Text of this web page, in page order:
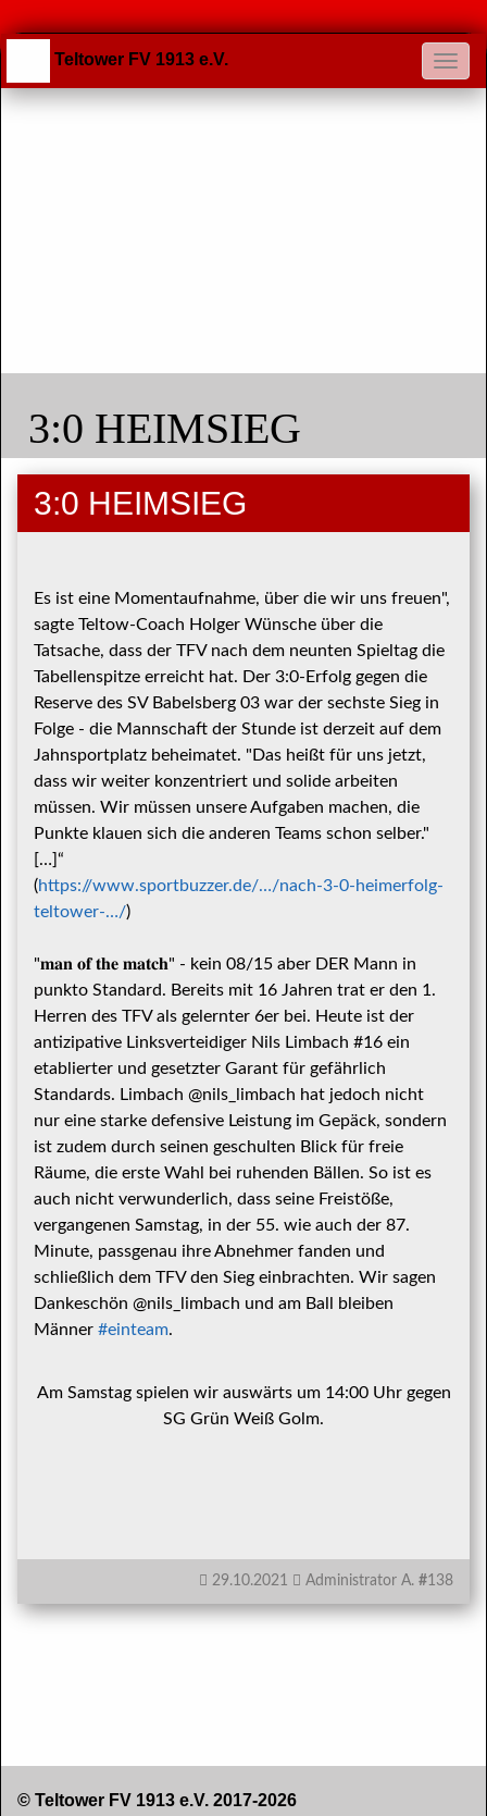
Teltower FV 1913 e.V.
3:0 HEIMSIEG
3:0 HEIMSIEG
Es ist eine Momentaufnahme, über die wir uns freuen",
sagte Teltow-Coach Holger Wünsche über die
Tatsache, dass der TFV nach dem neunten Spieltag die
Tabellenspitze erreicht hat. Der 3:0-Erfolg gegen die
Reserve des SV Babelsberg 03 war der sechste Sieg in
Folge - die Mannschaft der Stunde ist derzeit auf dem
Jahnsportplatz beheimatet. "Das heißt für uns jetzt,
dass wir weiter konzentriert und solide arbeiten
müssen. Wir müssen unsere Aufgaben machen, die
Punkte klauen sich die anderen Teams schon selber."
[…]“
(https://www.sportbuzzer.de/…/nach-3-0-heimerfolg-
teltower-…/)
"𝐦𝐚𝐧 𝐨𝐟 𝐭𝐡𝐞 𝐦𝐚𝐭𝐜𝐡" - kein 08/15 aber DER Mann in
punkto Standard. Bereits mit 16 Jahren trat er den 1.
Herren des TFV als gelernter 6er bei. Heute ist der
antizipative Linksverteidiger Nils Limbach #16 ein
etablierter und gesetzter Garant für gefährlich
Standards. Limbach @nils_limbach hat jedoch nicht
nur eine starke defensive Leistung im Gepäck, sondern
ist zudem durch seinen geschulten Blick für freie
Räume, die erste Wahl bei ruhenden Bällen. So ist es
auch nicht verwunderlich, dass seine Freistöße,
vergangenen Samstag, in der 55. wie auch der 87.
Minute, passgenau ihre Abnehmer fanden und
schließlich dem TFV den Sieg einbrachten. Wir sagen
Dankeschön @nils_limbach und am Ball bleiben
Männer #einteam.
Am Samstag spielen wir auswärts um 14:00 Uhr gegen
SG Grün Weiß Golm.
29.10.2021 Administrator A. #138
© Teltower FV 1913 e.V. 2017-2026